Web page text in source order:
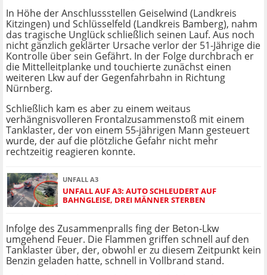
In Höhe der Anschlussstellen Geiselwind (Landkreis
Kitzingen) und Schlüsselfeld (Landkreis Bamberg), nahm
das tragische Unglück schließlich seinen Lauf. Aus noch
nicht gänzlich geklärter Ursache verlor der 51-Jährige die
Kontrolle über sein Gefährt. In der Folge durchbrach er
die Mittelleitplanke und touchierte zunächst einen
weiteren Lkw auf der Gegenfahrbahn in Richtung
Nürnberg.
Schließlich kam es aber zu einem weitaus
verhängnisvolleren Frontalzusammenstoß mit einem
Tanklaster, der von einem 55-jährigen Mann gesteuert
wurde, der auf die plötzliche Gefahr nicht mehr
rechtzeitig reagieren konnte.
UNFALL A3
UNFALL AUF A3: AUTO SCHLEUDERT AUF
BAHNGLEISE, DREI MÄNNER STERBEN
Infolge des Zusammenpralls fing der Beton-Lkw
umgehend Feuer. Die Flammen griffen schnell auf den
Tanklaster über, der, obwohl er zu diesem Zeitpunkt kein
Benzin geladen hatte, schnell in Vollbrand stand.